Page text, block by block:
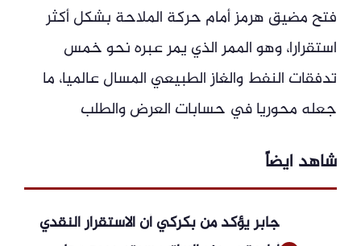
فتح مضيق هرمز أمام حركة الملاحة بشكل أكثر
استقرارا، وهو الممر الذي يمر عبره نحو خمس
تدفقات النفط والغاز الطبيعي المسال عالميا، ما
جعله محوريا في حسابات العرض والطلب
شاهد ايضاً
جابر يؤكد من بكركي أن الاستقرار النقدي